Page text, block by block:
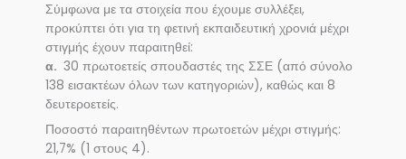
Σύμφωνα με τα στοιχεία που έχουμε συλλέξει,
προκύπτει ότι για τη φετινή εκπαιδευτική χρονιά μέχρι
στιγμής έχουν παραιτηθεί:
α. 30 πρωτοετείς σπουδαστές της ΣΣΕ (από σύνολο
138 εισακτέων όλων των κατηγοριών), καθώς και 8
δευτεροετείς.
Ποσοστό παραιτηθέντων πρωτοετών μέχρι στιγμής:
21,7% (1 στους 4).